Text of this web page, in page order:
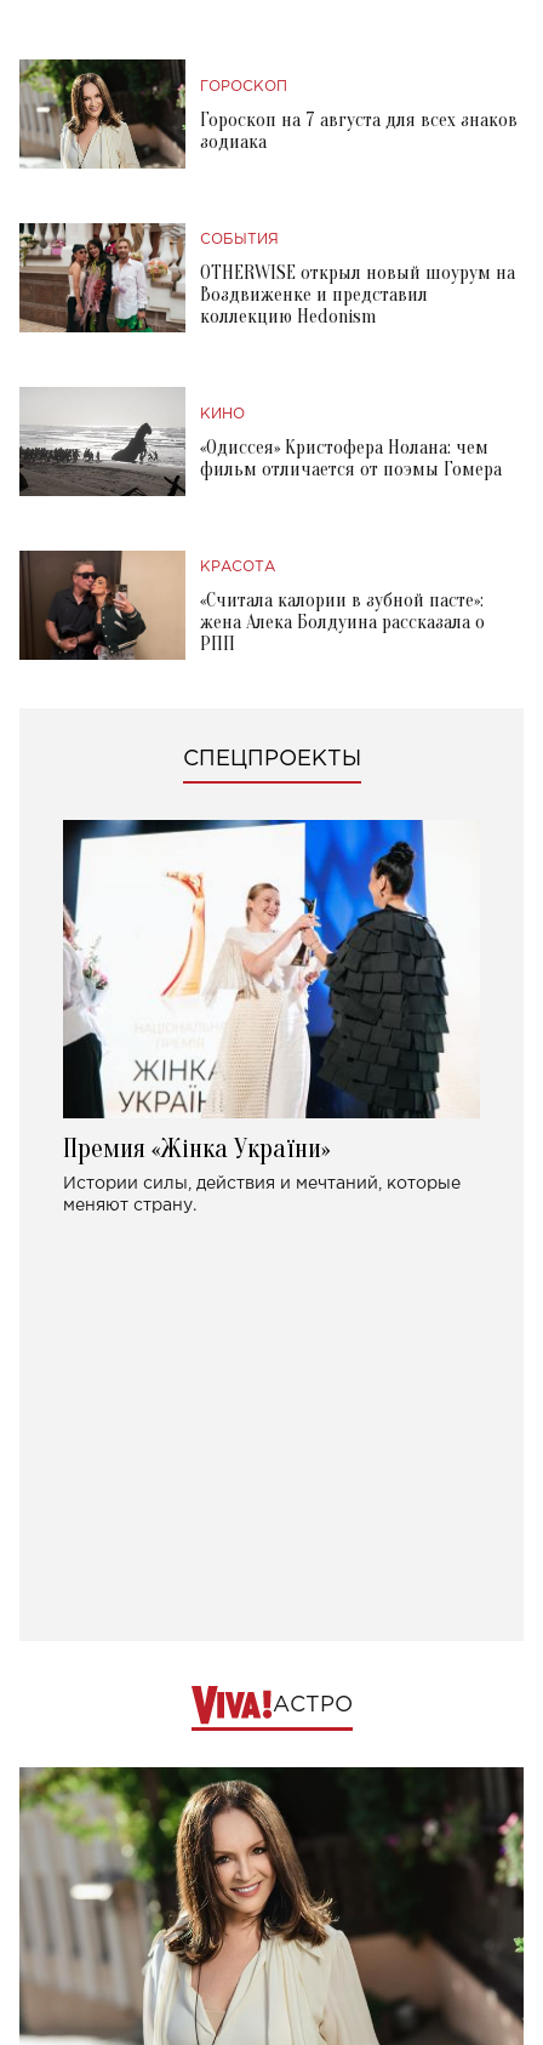
ГОРОСКОП
Гороскоп на 7 августа для всех знаков
зодиака
СОБЫТИЯ
OTHERWISE открыл новый шоурум на
Воздвиженке и представил
коллекцию Hedonism
КИНО
«Одиссея» Кристофера Нолана: чем
фильм отличается от поэмы Гомера
КРАСОТА
«Считала калории в зубной пасте»:
жена Алека Болдуина рассказала о
РПП
СПЕЦПРОЕКТЫ
Премия «Жінка України»
Истории силы, действия и мечтаний, которые
меняют страну.
АСТРО